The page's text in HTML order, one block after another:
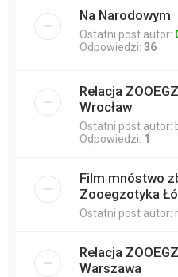
Na Narodowym
Ostatni post autor:
Odpowiedzi: 36
Relacja
Wrocław
Ostatni post autor:
Odpowiedzi: 1
Film mnóstwo
Zooegzotyka
Ostatni post autor:
Relacja
Warszawa